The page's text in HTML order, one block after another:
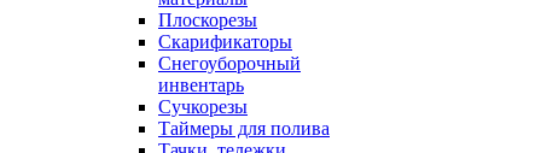
Плоскорезы
Скарификаторы
Снегоуборочный
инвентарь
Сучкорезы
Таймеры для полива